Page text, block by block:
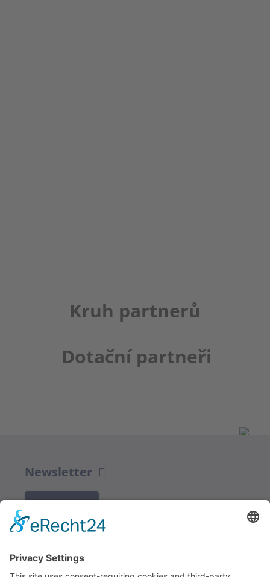
Kruh partnerů
Dotační partneři
Newsletter
Redakce bbkult.net
Centrum Bavaria Bohemia (CeBB)